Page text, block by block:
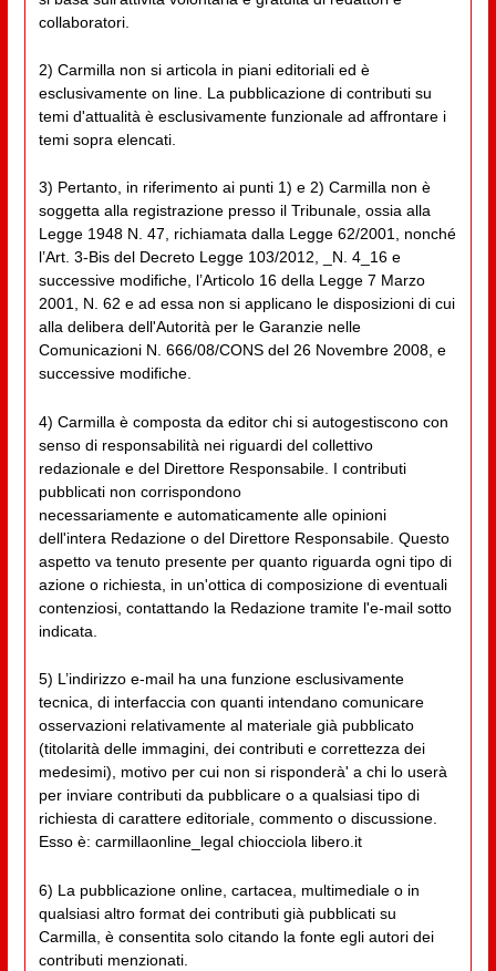
collaboratori.
2) Carmilla non si articola in piani editoriali ed è
esclusivamente on line. La pubblicazione di contributi su
temi d'attualità è esclusivamente funzionale ad affrontare i
temi sopra elencati.
3) Pertanto, in riferimento ai punti 1) e 2) Carmilla non è
soggetta alla registrazione presso il Tribunale, ossia alla
Legge 1948 N. 47, richiamata dalla Legge 62/2001, nonché
l’Art. 3-Bis del Decreto Legge 103/2012, _N. 4_16 e
successive modifiche, l’Articolo 16 della Legge 7 Marzo
2001, N. 62 e ad essa non si applicano le disposizioni di cui
alla delibera dell'Autorità per le Garanzie nelle
Comunicazioni N. 666/08/CONS del 26 Novembre 2008, e
successive modifiche.
4) Carmilla è composta da editor chi si autogestiscono con
senso di responsabilità nei riguardi del collettivo
redazionale e del Direttore Responsabile. I contributi
pubblicati non corrispondono
necessariamente e automaticamente alle opinioni
dell'intera Redazione o del Direttore Responsabile. Questo
aspetto va tenuto presente per quanto riguarda ogni tipo di
azione o richiesta, in un'ottica di composizione di eventuali
contenziosi, contattando la Redazione tramite l'e-mail sotto
indicata.
5) L’indirizzo e-mail ha una funzione esclusivamente
tecnica, di interfaccia con quanti intendano comunicare
osservazioni relativamente al materiale già pubblicato
(titolarità delle immagini, dei contributi e correttezza dei
medesimi), motivo per cui non si risponderà' a chi lo userà
per inviare contributi da pubblicare o a qualsiasi tipo di
richiesta di carattere editoriale, commento o discussione.
Esso è: carmillaonline_legal chiocciola libero.it
6) La pubblicazione online, cartacea, multimediale o in
qualsiasi altro format dei contributi già pubblicati su
Carmilla, è consentita solo citando la fonte egli autori dei
contributi menzionati.